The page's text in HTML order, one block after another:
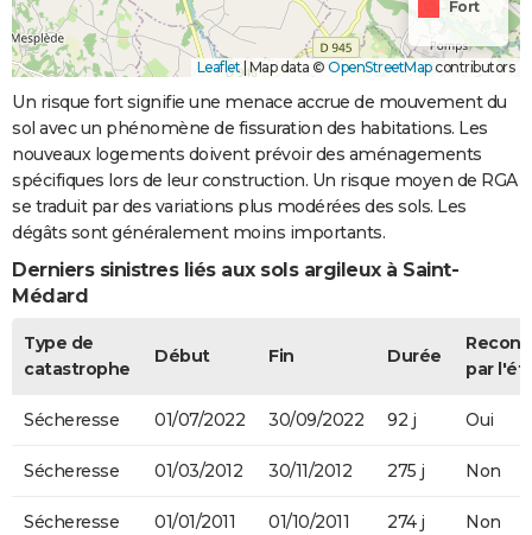
Fort
Leaflet|Map data © OpenStreetMapcontributors
Un risque fort signifie une menace accrue de mouvement du
sol avec un phénomène de fissuration des habitations. Les
nouveaux logements doivent prévoir des aménagements
spécifiques lors de leur construction. Un risque moyen de RGA
se traduit par des variations plus modérées des sols. Les
dégâts sont généralement moins importants.
Derniers sinistres liés aux sols argileux à Saint-
Médard
Type de
catastrophe
Début Fin Durée
par
Sécheresse 01/07/2022 30/09/2022 92 j Oui
Sécheresse 01/03/2012 30/11/2012 275 j Non
Sécheresse 01/01/2011 01/10/2011 274 j Non